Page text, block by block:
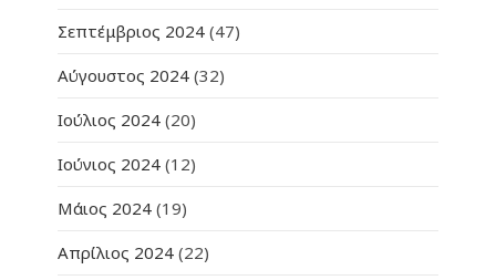
Σεπτέμβριος 2024 (47)
Αύγουστος 2024 (32)
Ιούλιος 2024 (20)
Ιούνιος 2024 (12)
Μάιος 2024 (19)
Απρίλιος 2024 (22)